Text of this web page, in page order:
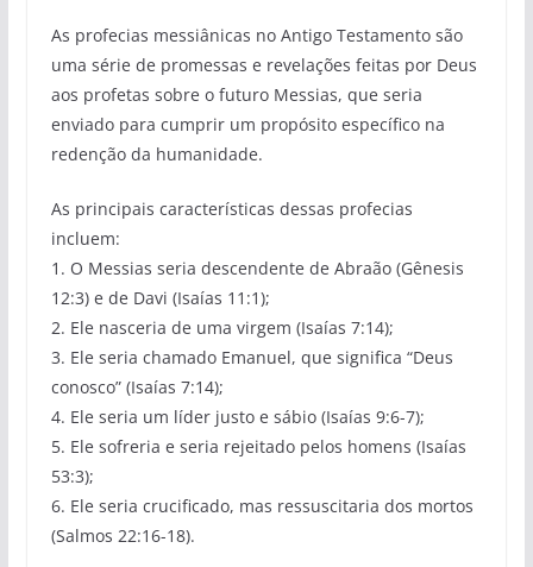
As profecias messiânicas no Antigo Testamento são
uma série de promessas e revelações feitas por Deus
aos profetas sobre o futuro Messias, que seria
enviado para cumprir um propósito específico na
redenção da humanidade.
As principais características dessas profecias
incluem:
1. O Messias seria descendente de Abraão (Gênesis
12:3) e de Davi (Isaías 11:1);
2. Ele nasceria de uma virgem (Isaías 7:14);
3. Ele seria chamado Emanuel, que significa “Deus
conosco” (Isaías 7:14);
4. Ele seria um líder justo e sábio (Isaías 9:6-7);
5. Ele sofreria e seria rejeitado pelos homens (Isaías
53:3);
6. Ele seria crucificado, mas ressuscitaria dos mortos
(Salmos 22:16-18).